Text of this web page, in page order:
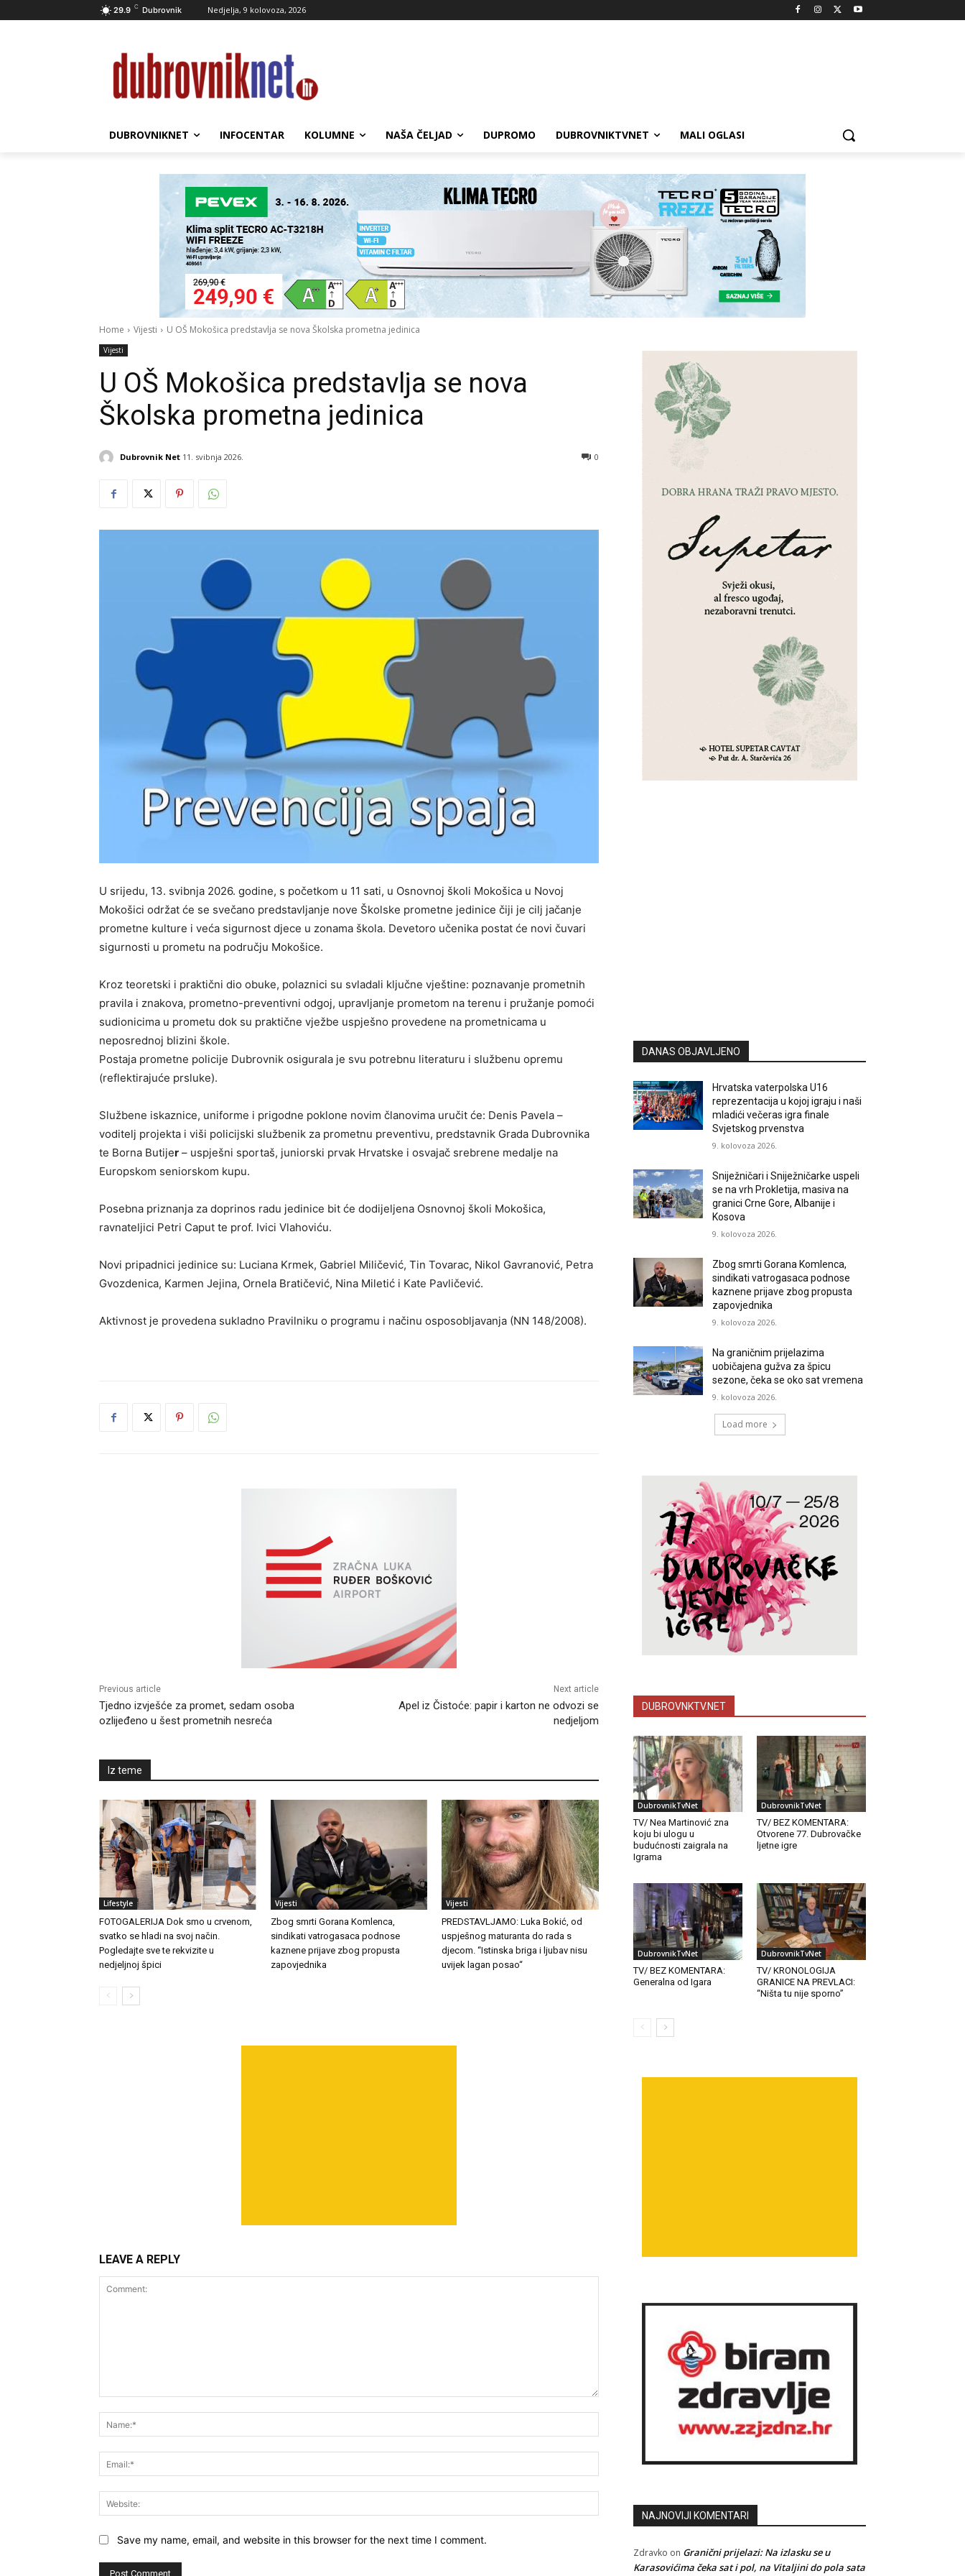
29.9 C Dubrovnik Nedjelja, 9 kolovoza, 2026
DUBROVNIKNET INFOCENTAR KOLUMNE NAŠA ČELJAD DUPROMO DUBROVNIKTVNET MALI OGLASI
Home Vijesti U OŠ Mokošica predstavlja se nova Školska prometna jedinica
Vijesti
U OŠ Mokošica predstavlja se nova
Školska prometna jedinica
Dubrovnik Net 11. svibnja 2026. 0
U srijedu, 13. svibnja 2026. godine, s početkom u 11 sati, u Osnovnoj školi Mokošica u Novoj
Mokošici održat će se svečano predstavljanje nove Školske prometne jedinice čiji je cilj jačanje
prometne kulture i veća sigurnost djece u zonama škola. Devetoro učenika postat će novi čuvari
sigurnosti u prometu na području Mokošice.
Kroz teoretski i praktični dio obuke, polaznici su svladali ključne vještine: poznavanje prometnih
pravila i znakova, prometno-preventivni odgoj, upravljanje prometom na terenu i pružanje pomoći
sudionicima u prometu dok su praktične vježbe uspješno provedene na prometnicama u
neposrednoj blizini škole.
Postaja prometne policije Dubrovnik osigurala je svu potrebnu literaturu i službenu opremu
(reflektirajuće prsluke).
Službene iskaznice, uniforme i prigodne poklone novim članovima uručit će: Denis Pavela –
voditelj projekta i viši policijski službenik za prometnu preventivu, predstavnik Grada Dubrovnika
te Borna Butijer – uspješni sportaš, juniorski prvak Hrvatske i osvajač srebrene medalje na
Europskom seniorskom kupu.
Posebna priznanja za doprinos radu jedinice bit će dodijeljena Osnovnoj školi Mokošica,
ravnateljici Petri Caput te prof. Ivici Vlahoviću.
Novi pripadnici jedinice su: Luciana Krmek, Gabriel Miličević, Tin Tovarac, Nikol Gavranović, Petra
Gvozdenica, Karmen Jejina, Ornela Bratičević, Nina Miletić i Kate Pavličević.
Aktivnost je provedena sukladno Pravilniku o programu i načinu osposobljavanja (NN 148/2008).
Previous article
Tjedno izvješće za promet, sedam osoba
ozlijeđeno u šest prometnih nesreća
Next article
Apel iz Čistoće: papir i karton ne odvozi se
nedjeljom
Iz teme
Lifestyle
FOTOGALERIJA Dok smo u crvenom,
svatko se hladi na svoj način.
Pogledajte sve te rekvizite u
nedjeljnoj špici
Vijesti
Zbog smrti Gorana Komlenca,
sindikati vatrogasaca podnose
kaznene prijave zbog propusta
zapovjednika
Vijesti
PREDSTAVLJAMO: Luka Bokić, od
uspješnog maturanta do rada s
djecom. “Istinska briga i ljubav nisu
uvijek lagan posao“
LEAVE A REPLY
Save my name, email, and website in this browser for the next time I comment.
DANAS OBJAVLJENO
Hrvatska vaterpolska U16
reprezentacija u kojoj igraju i naši
mladići večeras igra finale
Svjetskog prvenstva
9. kolovoza 2026.
Sniježničari i Sniježničarke uspeli
se na vrh Prokletija, masiva na
granici Crne Gore, Albanije i
Kosova
9. kolovoza 2026.
Zbog smrti Gorana Komlenca,
sindikati vatrogasaca podnose
kaznene prijave zbog propusta
zapovjednika
9. kolovoza 2026.
Na graničnim prijelazima
uobičajena gužva za špicu
sezone, čeka se oko sat vremena
9. kolovoza 2026.
Load more
DUBROVNKTV.NET
DubrovnikTvNet
TV/ Nea Martinović zna
koju bi ulogu u
budućnosti zaigrala na
Igrama
DubrovnikTvNet
TV/ BEZ KOMENTARA:
Otvorene 77. Dubrovačke
ljetne igre
DubrovnikTvNet
TV/ BEZ KOMENTARA:
Generalna od Igara
DubrovnikTvNet
TV/ KRONOLOGIJA
GRANICE NA PREVLACI:
“Ništa tu nije sporno”
NAJNOVIJI KOMENTARI
Zdravko on Granični prijelazi: Na izlasku se u
Karasovićima čeka sat i pol, na Vitaljini do pola sata